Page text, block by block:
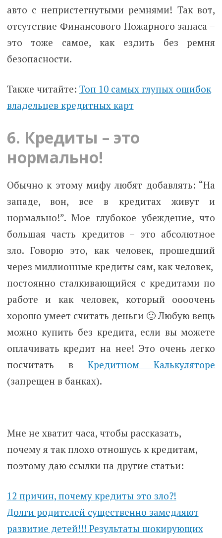
авто с непристегнутыми ремнями! Так вот,
отсутствие Финансового Пожарного запаса –
это тоже самое, как ездить без ремня
безопасности.
Также читайте: Toп 10 самых глупых ошибок
владельцев кредитных карт
6. Кредиты – это
нормально!
Обычно к этому мифу любят добавлять: “На
западе, вон, все в кредитах живут и
нормально!”. Мое глубокое убеждение, что
большая часть кредитов – это абсолютное
зло. Говорю это, как человек, прошедший
через миллионные кредиты сам, как человек,
постоянно сталкивающийся с кредитами по
работе и как человек, который оооочень
хорошо умеет считать деньги 🙂Любую вещь
можно купить без кредита, если вы можете
оплачивать кредит на нее! Это очень легко
посчитать вКредитном Калькуляторе
(запрещен в банках).
Мне не хватит часа, чтобы рассказать,
почему я так плохо отношусь к кредитам,
поэтому даю ссылки на другие статьи:
12 причин, почему кредиты это зло?!
Долги родителей существенно замедляют
развитие детей!!! Результаты шокирующих